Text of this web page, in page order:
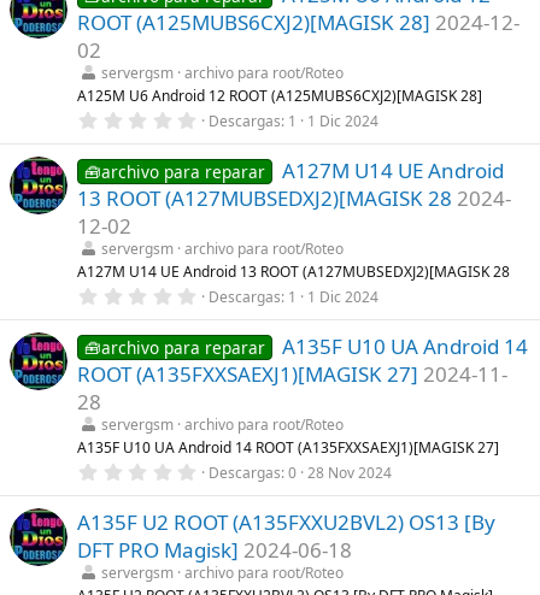
s
)
e
s
e
l
a
(
s
)
ROOT (A125MUBS6CXJ2)[MAGISK 28] 2024-12-
02
servergsm archivo para root/Roteo
A125M U6 Android 12 ROOT (A125MUBS6CXJ2)[MAGISK 28]
0
0
0
e
s
e
l
a
(
s
)
Descargas 1 1 Dic 2024
🧰archivo para reparar
A127M U14 UE Android
13 ROOT (A127MUBSEDXJ2)[MAGISK 28 2024-
12-02
servergsm archivo para root/Roteo
A127M U14 UE Android 13 ROOT (A127MUBSEDXJ2)[MAGISK 28
0
0
0
e
s
e
l
a
(
s
)
Descargas 1 1 Dic 2024
🧰archivo para reparar
A135F U10 UA Android 14
ROOT (A135FXXSAEXJ1)[MAGISK 27] 2024-11-
28
servergsm archivo para root/Roteo
A135F U10 UA Android 14 ROOT (A135FXXSAEXJ1)[MAGISK 27]
0
0
0
e
s
t
r
Descargas 0 28 Nov 2024
A135F U2 ROOT (A135FXXU2BVL2) OS13 [By
DFT PRO Magisk] 2024-06-18
servergsm archivo para root/Roteo